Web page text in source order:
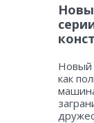
Новый
как